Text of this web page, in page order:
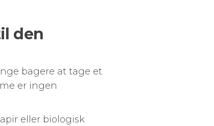
den
bagere at tage et
er ingen
eller biologisk